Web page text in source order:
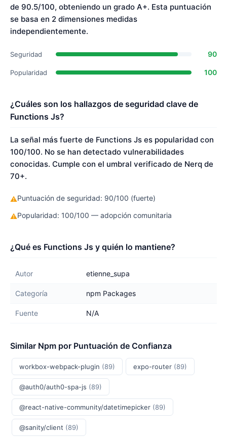
de 90.5/100, obteniendo un grado A+. Esta puntuación
se basa en 2 dimensiones medidas
independientemente.
Seguridad 90
Popularidad 100
¿Cuáles son los hallazgos de seguridad clave de
Functions Js?
La señal más fuerte de Functions Js es popularidad con
100/100. No se han detectado vulnerabilidades
conocidas. Cumple con el umbral verificado de Nerq de
70+.
⚠Puntuación de seguridad: 90/100 (fuerte)
⚠Popularidad: 100/100 — adopción comunitaria
¿Qué es Functions Js y quién lo mantiene?
Autor etienne_supa
Categoría npm Packages
Fuente N/A
Similar Npm por Puntuación de Confianza
workbox-webpack-plugin (89) expo-router (89)
@auth0/auth0-spa-js (89)
@react-native-community/datetimepicker (89)
@sanity/client (89)